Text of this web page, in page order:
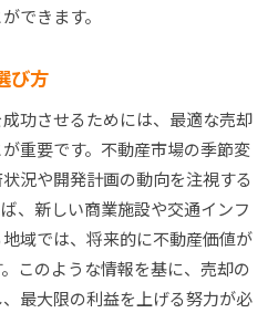
できます。
び方
功させるためには、最適な売却
重要です。不動産市場の季節変
況や開発計画の動向を注視する
、新しい商業施設や交通インフ
域では、将来的に不動産価値が
このような情報を基に、売却の
最大限の利益を上げる努力が必